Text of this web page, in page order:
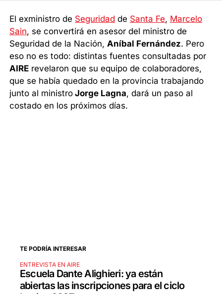
El exministro de Seguridad de Santa Fe, Marcelo
Sain, se convertirá en asesor del ministro de
Seguridad de la Nación,Aníbal Fernández. Pero
eso no es todo: distintas fuentes consultadas por
AIRE revelaron que su equipo de colaboradores,
que se había quedado en la provincia trabajando
junto al ministro Jorge Lagna, dará un paso al
costado en los próximos días.
TE PODRÍA INTERESAR
ENTREVISTA EN AIRE
Escuela Dante Alighieri: ya están
abiertas las inscripciones para el ciclo